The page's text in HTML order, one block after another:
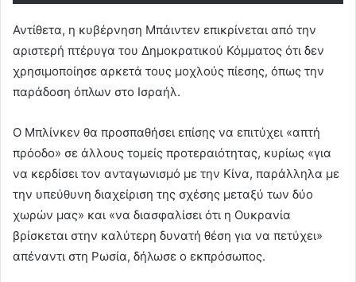
Αντίθετα, η κυβέρνηση Μπάιντεν επικρίνεται από την
αριστερή πτέρυγα του Δημοκρατικού Κόμματος ότι δεν
χρησιμοποίησε αρκετά τους μοχλούς πίεσης, όπως την
παράδοση όπλων στο Ισραήλ.
Ο Μπλίνκεν θα προσπαθήσει επίσης να επιτύχει «απτή
πρόοδο» σε άλλους τομείς προτεραιότητας, κυρίως «για
να κερδίσει τον ανταγωνισμό με την Κίνα, παράλληλα με
την υπεύθυνη διαχείριση της σχέσης μεταξύ των δύο
χωρών μας» και «να διασφαλίσει ότι η Ουκρανία
βρίσκεται στην καλύτερη δυνατή θέση για να πετύχει»
απέναντι στη Ρωσία, δήλωσε ο εκπρόσωπος.